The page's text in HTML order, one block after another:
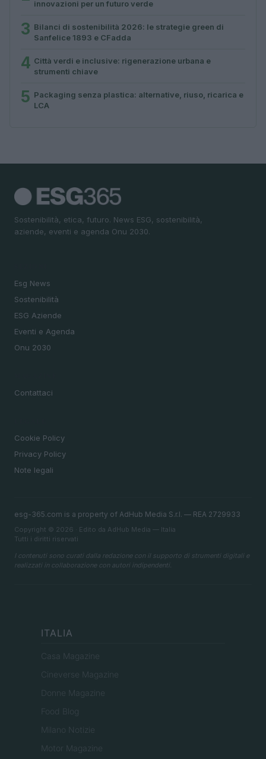
innovazioni per un futuro verde
3 Bilanci di sostenibilità 2026: le strategie green di
Sanfelice 1893 e CFadda
4 Città verdi e inclusive: rigenerazione urbana e
strumenti chiave
5 Packaging senza plastica: alternative, riuso, ricarica e
LCA
Sostenibilità, etica, futuro. News ESG, sostenibilità,
aziende, eventi e agenda Onu 2030.
Esg News
Sostenibilità
ESG Aziende
Eventi e Agenda
Onu 2030
Contattaci
Cookie Policy
Privacy Policy
Note legali
esg-365.com is a property of AdHub Media S.r.l. — REA 2729933
Copyright © 2026 · Edito da AdHub Media — Italia
Tutti i diritti riservati
I contenuti sono curati dalla redazione con il supporto di strumenti digitali e
realizzati in collaborazione con autori indipendenti.
ITALIA
Casa Magazine
Cineverse Magazine
Donne Magazine
Food Blog
Milano Notizie
Motor Magazine